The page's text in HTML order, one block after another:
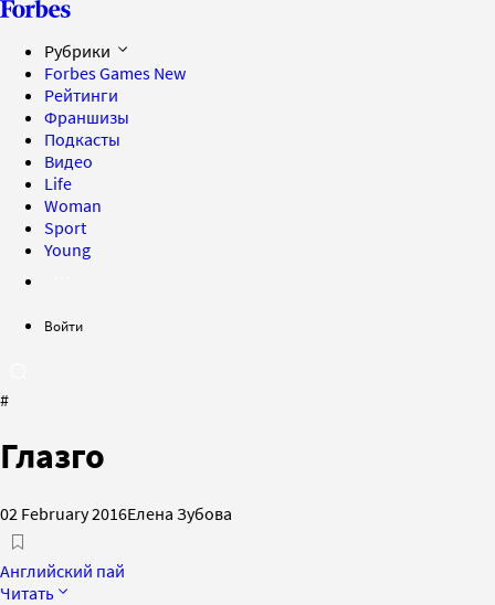
Рубрики
Forbes Games New
Рейтинги
Франшизы
Подкасты
Видео
Life
Woman
Sport
Young
Войти
#
Глазго
02 February 2016Елена Зубова
Английский пай
Читать